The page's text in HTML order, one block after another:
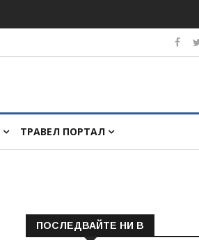
ТРАВЕЛ ПОРТАЛ
ПОСЛЕДВАЙТЕ НИ В